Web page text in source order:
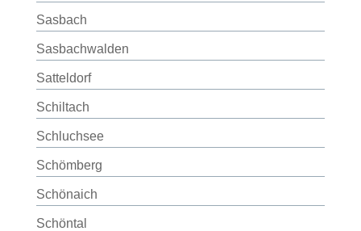
Sasbach
Sasbachwalden
Satteldorf
Schiltach
Schluchsee
Schömberg
Schönaich
Schöntal